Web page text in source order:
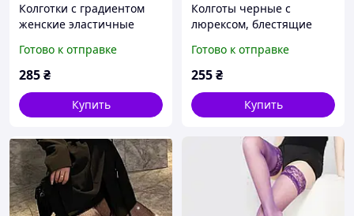
Колготки с градиентом
женские эластичные
фирменные колготки из
плотной и мягкой ткани,
Готово к отправке
285₴
Купить
Колготы черные с
люрексом, блестящие
колготки с мерцающим
эффектом, тонкие
black с блеском
Готово к отправке
255₴
Купить